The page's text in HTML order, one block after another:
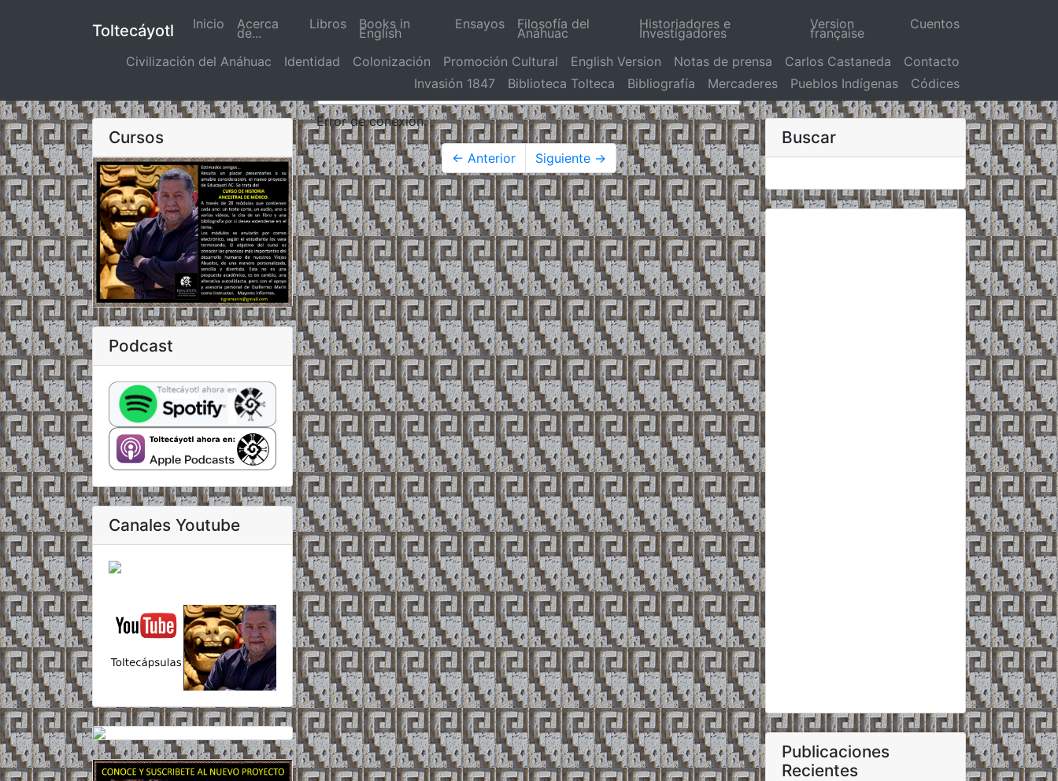
Toltecáyotl Inicio (actual)
Acerca
de...
Libros Books in
English
Ensayos Filosofía del
Anáhuac
Historiadores e
Investigadores
Version
française
Cuentos
Civilización del Anáhuac Identidad Colonización Promoción Cultural English Version Notas de prensa Carlos Castaneda
Contacto
Invasión 1847
Biblioteca Tolteca Bibliografía Mercaderes Pueblos Indígenas Códices
Cursos
Podcast
Canales Youtube
Error de conexión.
← Anterior Siguiente →
Buscar
Publicaciones
Recientes